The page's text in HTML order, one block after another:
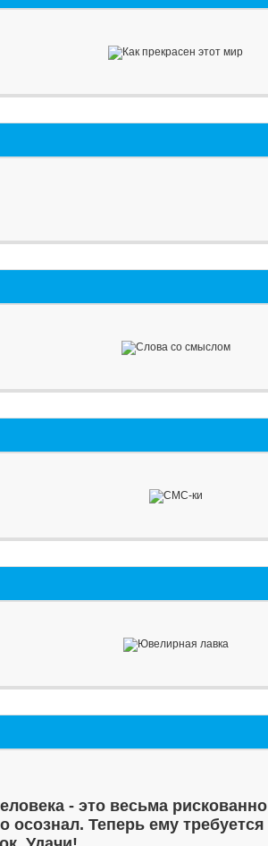
- это весьма рискованно
осознал. Теперь ему требуется